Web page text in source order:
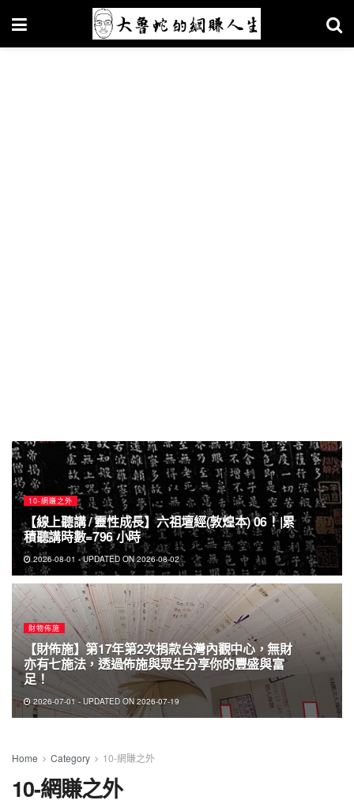
10-網賺之外
【線上聽講 / 靈性成長】六祖壇經(敦煌本) 06！|累
積聽講時數=796 小時
2026-08-01 - UPDATED ON 2026-08-02
財物佈施
【財佈施】第17年第2次捐款台灣內觀中心，無財
亦有七施法，透過佈施與眾生分享你的豐盛與富
足！
2026-07-01 - UPDATED ON 2026-07-19
Home Category 10-網賺之外
10-網賺之外